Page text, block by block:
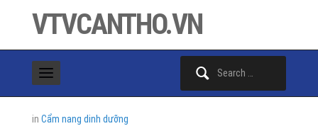
VTVCANTHO.VN
in Cẩm nang dinh dưỡng